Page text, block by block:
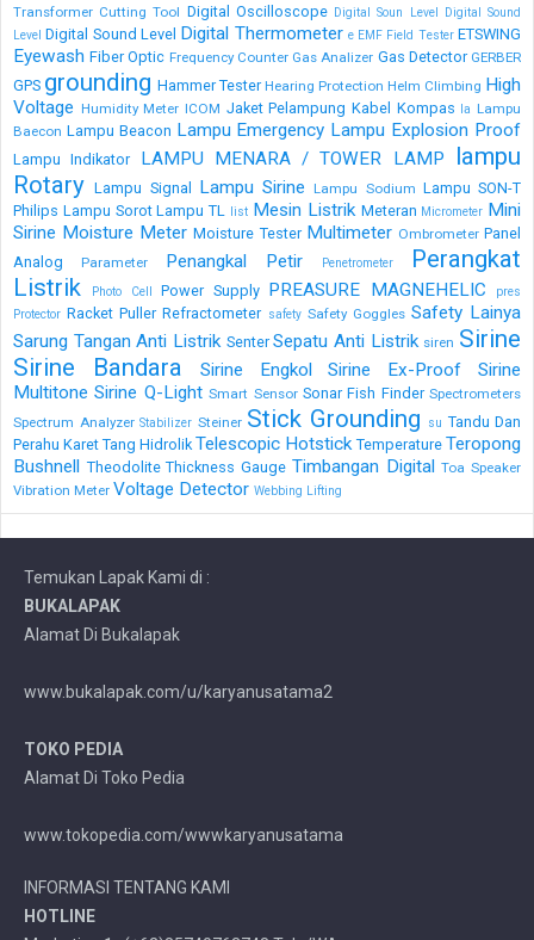
Transformer Cutting Tool Digital Oscilloscope Digital Soun Level Digital Sound
Level Digital Sound Level Digital Thermometer e EMF Field Tester ETSWING
Eyewash Fiber Optic Frequency Counter Gas Analizer Gas Detector GERBER
GPS grounding Hammer Tester Hearing Protection Helm Climbing High
Voltage Humidity Meter ICOM Jaket Pelampung Kabel Kompas la Lampu
Baecon Lampu Beacon Lampu Emergency Lampu Explosion Proof
Lampu Indikator LAMPU MENARA / TOWER LAMP
lampu
Rotary Lampu Signal Lampu Sirine Lampu Sodium Lampu SON-T
Philips Lampu Sorot Lampu TL list Mesin Listrik Meteran Micrometer Mini
Sirine Moisture Meter Moisture Tester Multimeter Ombrometer Panel
Analog
Parameter Penangkal Petir Penetrometer
Perangkat
Listrik
Photo Cell Power Supply PREASURE MAGNEHELIC
pres
Protector Racket Puller Refractometer safety Safety Goggles Safety Lainya
Sarung Tangan Anti Listrik Senter Sepatu Anti Listrik siren Sirine
Sirine Bandara
Sirine Engkol Sirine Ex-Proof
Sirine
Multitone Sirine Q-Light Smart Sensor Sonar Fish Finder Spectrometers
Spectrum Analyzer Stabilizer Steiner Stick Grounding su Tandu Dan
Perahu Karet Tang Hidrolik Telescopic Hotstick Temperature Teropong
Bushnell Theodolite Thickness Gauge Timbangan Digital Toa Speaker
Vibration Meter Voltage Detector Webbing Lifting
Temukan Lapak Kami di :
BUKALAPAK
Alamat Di Bukalapak
www.bukalapak.com/u/karyanusatama2
TOKO PEDIA
Alamat Di Toko Pedia
www.tokopedia.com/wwwkaryanusatama
INFORMASI TENTANG KAMI
HOTLINE